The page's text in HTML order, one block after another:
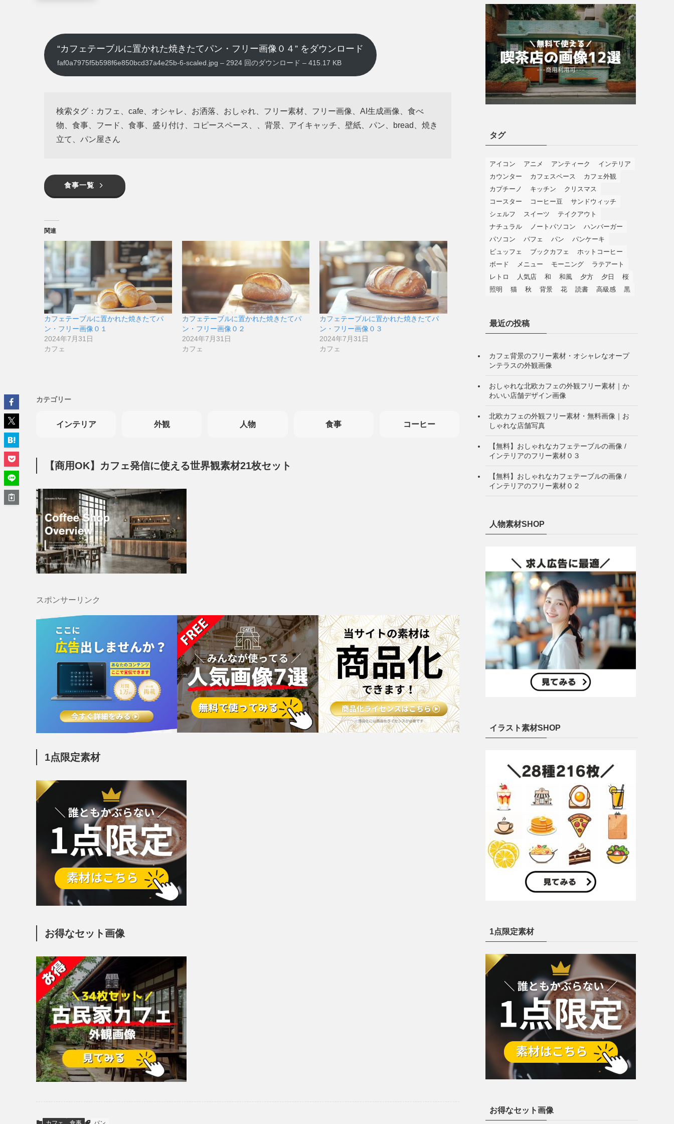
“カフェテーブルに置かれた焼きたてパン・フリー画像０４” をダウンロード
faf0a7975f5b598f6e850bcd37a4e25b-6-scaled.jpg – 2924 回のダウンロード – 415.17 KB
検索タグ：カフェ、cafe、オシャレ、お洒落、おしゃれ、フリー素材、フリー画像、AI生成画像、食べ
物、食事、フード、食事、盛り付け、コピースペース、、背景、アイキャッチ、壁紙、パン、bread、焼き
立て、パン屋さん
食事一覧
関連
カフェテーブルに置かれた焼きたてパ
ン・フリー画像０１
2024年7月31日
カフェ
カフェテーブルに置かれた焼きたてパ
ン・フリー画像０２
2024年7月31日
カフェ
カフェテーブルに置かれた焼きたてパ
ン・フリー画像０３
2024年7月31日
カフェ
カテゴリー
インテリア 外観 人物 食事 コーヒー
【商用OK】カフェ発信に使える世界観素材21枚セット
スポンサーリンク
1点限定素材
お得なセット画像
タグ
アイコン アニメ アンティーク
インテリア
カウンター
カフェスペース
カフェ外観
カプチーノ
キッチン
クリスマス
コースター
コーヒー豆
サンドウィッチ
シェルフ
スイーツ
テイクアウト
ナチュラル
ノートパソコン
ハンバーガー
パソコン
パフェ パン
パンケーキ
ビュッフェ
ブックカフェ
ホットコーヒー
ボード
メニュー モーニング
ラテアート
レトロ
人気店 和 和風 夕方 夕日
桜
照明
猫 秋 背景 花 読書 高級感 黒
最近の投稿
カフェ背景のフリー素材・オシャレなオープ
ンテラスの外観画像
おしゃれな北欧カフェの外観フリー素材｜か
わいい店舗デザイン画像
北欧カフェの外観フリー素材・無料画像｜お
しゃれな店舗写真
【無料】おしゃれなカフェテーブルの画像 /
インテリアのフリー素材０３
【無料】おしゃれなカフェテーブルの画像 /
インテリアのフリー素材０２
人物素材SHOP
イラスト素材SHOP
1点限定素材
お得なセット画像